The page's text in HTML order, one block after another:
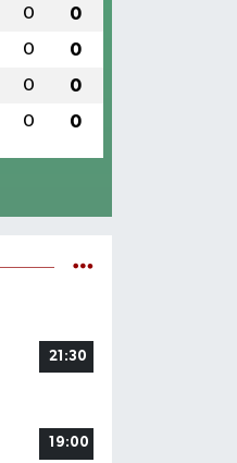
0 0
0 0
0 0
0 0
21:30
19:00